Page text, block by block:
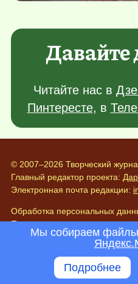
Давайте
Читайте нас в
Пинтересте, в
© 2007–2026 Творческий
Главный редактор проекта:
Электронная почта редакции:
Обработка персональных
Пользовательское соглашение
Политика конфиденциальности
Реклама на проекте
Мы собираем
Подробнее